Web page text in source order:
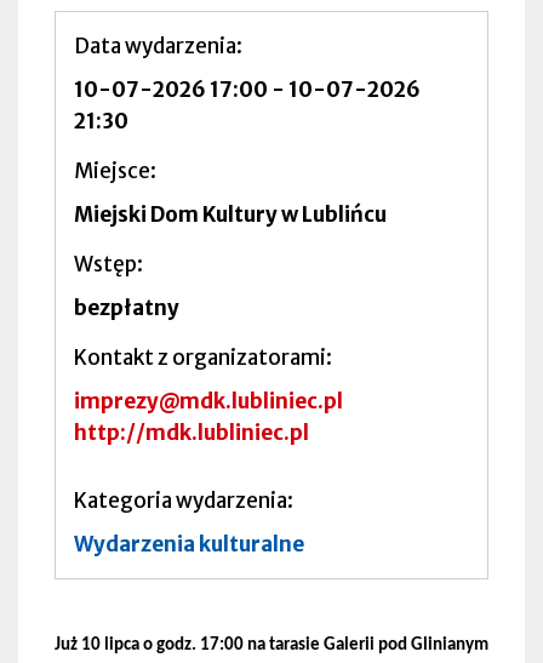
Data wydarzenia
10-07-2026 17:00 - 10-07-2026
21:30
Miejsce
Miejski Dom Kultury w Lublińcu
Wstęp
bezpłatny
Kontakt z organizatorami
imprezy@mdk.lubliniec.pl
http://mdk.lubliniec.pl
Kategoria wydarzenia
Wydarzenia kulturalne
Już 10 lipca o godz. 17:00 na tarasie Galerii pod Glinianym